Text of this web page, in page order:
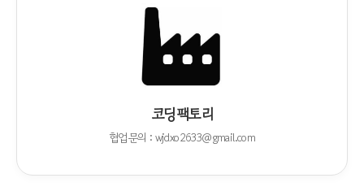
코딩팩토리
협업문의 : wjdxo2633@gmail.com